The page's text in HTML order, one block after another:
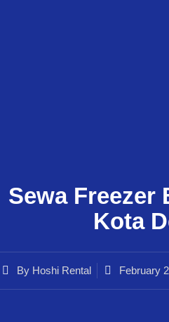
Sewa Freezer
Kota
By Hoshi Rental February